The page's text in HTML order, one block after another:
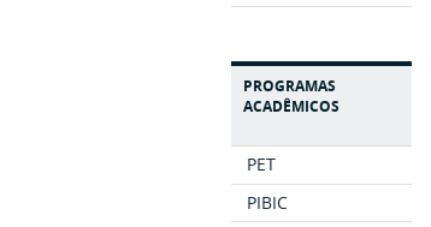
PROGRAMAS
ACADÊMICOS
PET
PIBIC